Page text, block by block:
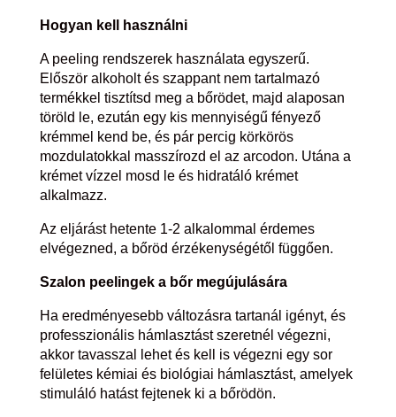
Hogyan kell használni
A peeling rendszerek használata egyszerű.
Először alkoholt és szappant nem tartalmazó
termékkel tisztítsd meg a bőrödet, majd alaposan
töröld le, ezután egy kis mennyiségű fényező
krémmel kend be, és pár percig körkörös
mozdulatokkal masszírozd el az arcodon. Utána a
krémet vízzel mosd le és hidratáló krémet
alkalmazz.
Az eljárást hetente 1-2 alkalommal érdemes
elvégezned, a bőröd érzékenységétől függően.
Szalon peelingek a bőr megújulására
Ha eredményesebb változásra tartanál igényt, és
professzionális hámlasztást szeretnél végezni,
akkor tavasszal lehet és kell is végezni egy sor
felületes kémiai és biológiai hámlasztást, amelyek
stimuláló hatást fejtenek ki a bőrödön.